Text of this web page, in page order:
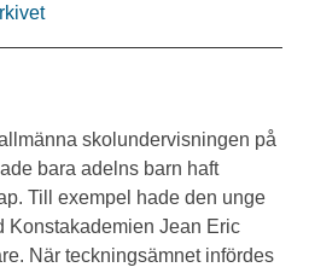
skolundervisningen på
bara adelns barn haft
Till exempel hade den unge
Konstakademien Jean Eric
När teckningsämnet infördes